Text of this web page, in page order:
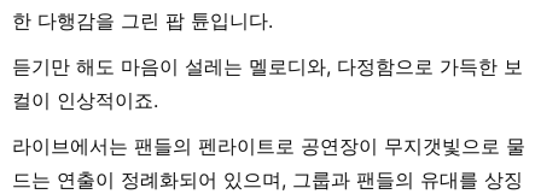
한 다행감을 그린 팝 튠입니다.
듣기만 해도 마음이 설레는 멜로디와, 다정함으로 가득한 보
컬이 인상적이죠.
라이브에서는 팬들의 펜라이트로 공연장이 무지갯빛으로 물
드는 연출이 정례화되어 있으며, 그룹과 팬들의 유대를 상징